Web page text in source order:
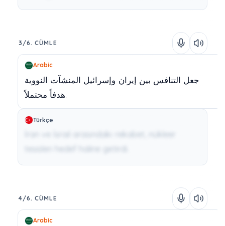
3/6. CÜMLE
Arabic
جعل التنافس بين إيران وإسرائيل المنشآت النووية
هدفاًمحتملاً.
Türkçe
4/6. CÜMLE
Arabic